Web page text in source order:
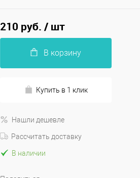
210 руб. / шт
В корзину
Купить в 1 клик
Нашли дешевле
Рассчитать доставку
В наличии